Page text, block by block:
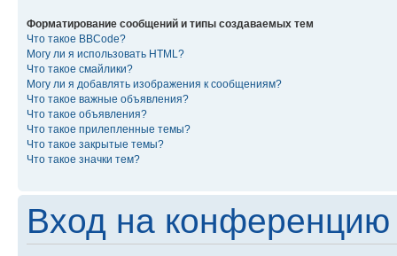
Форматирование сообщений и типы создаваемых тем
Что такое BBCode?
Могу ли я использовать HTML?
Что такое смайлики?
Могу ли я добавлять изображения к сообщениям?
Что такое важные объявления?
Что такое объявления?
Что такое прилепленные темы?
Что такое закрытые темы?
Что такое значки тем?
Вход на конференцию